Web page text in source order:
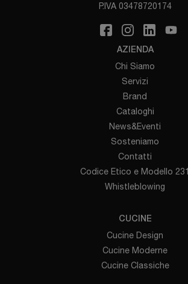
P.IVA 03478720174
AZIENDA
Chi Siamo
Servizi
Brand
Cataloghi
News&Eventi
Sosteniamo
Contatti
Codice Etico e Modello 231
Whistleblowing
CUCINE
Cucine Design
Cucine Moderne
Cucine Classiche